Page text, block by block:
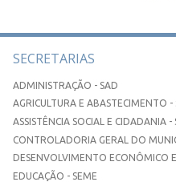
SECRETARIAS
ADMINISTRAÇÃO - SAD
AGRICULTURA E ABASTECIMENTO -
ASSISTÊNCIA SOCIAL E CIDADANIA -
CONTROLADORIA GERAL DO
DESENVOLVIMENTO ECONÔMICO
EDUCAÇÃO - SEME